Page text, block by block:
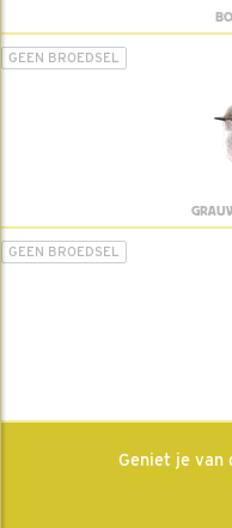
GEEN BROEDSEL
GEEN BROEDSEL
Geniet je van